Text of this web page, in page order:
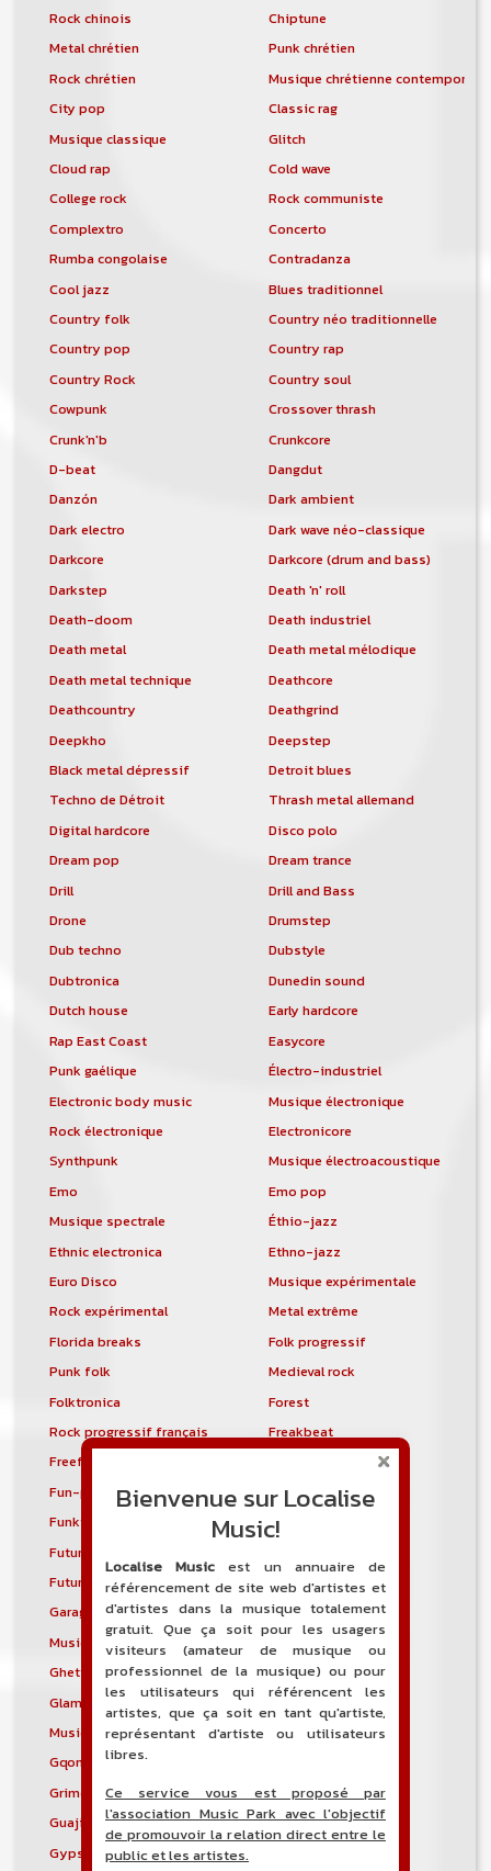
Rock chinois
Chiptune
Metal chrétien
Punk chrétien
Rock chrétien
Musique chrétienne
City pop
Classic rag
Musique classique
Glitch
Cloud rap
Cold wave
College rock
Rock communiste
Complextro
Concerto
Rumba congolaise
Contradanza
Cool jazz
Blues traditionnel
Country folk
Country néo traditionnelle
Country pop
Country rap
Country Rock
Country soul
Cowpunk
Crossover thrash
Crunk'n'b
Crunkcore
D-beat
Dangdut
Danzón
Dark ambient
Dark electro
Dark wave néo-classique
Darkcore
Darkcore (drum and bass)
Darkstep
Death 'n' roll
Death-doom
Death industriel
Death metal
Death metal mélodique
Death metal technique
Deathcore
Deathcountry
Deathgrind
Deepkho
Deepstep
Black metal dépressif
Detroit blues
Techno de Détroit
Thrash metal allemand
Digital hardcore
Disco polo
Dream pop
Dream trance
Drill
Drill and Bass
Drone
Drumstep
Dub techno
Dubstyle
Dubtronica
Dunedin sound
Dutch house
Early hardcore
Rap East Coast
Easycore
Punk gaélique
Électro-industriel
Electronic body music
Musique électronique
Rock électronique
Electronicore
Synthpunk
Musique électroacoustique
Emo
Emo pop
Musique spectrale
Éthio-jazz
Ethnic electronica
Ethno-jazz
Euro Disco
Musique expérimentale
Rock expérimental
Metal extrême
Florida breaks
Folk progressif
Punk folk
Medieval rock
Folktronica
Forest
Rock progressif français
Freakbeat
Freeform hardcore
Fun-punk
Funkstep
Funktronica
Funky house
Future bass
Future house
G-funk
Garage house
Garage punk
Musique mixte
Ghetto house
Ghettotech
Glam metal
Glam punk
Gospel blues
Musique gothique
Rock gothique
Gqom
Grime
Groove metal
Guajira
Guaracha
Gypsy punk
Bienvenue sur Localise
Music!
Localise Music est un annuaire de
référencement de site web d'artistes et
d'artistes dans la musique totalement
gratuit. Que ça soit pour les usagers
visiteurs (amateur de musique ou
professionnel de la musique) ou pour
les utilisateurs qui référencent les
artistes, que ça soit en tant qu'artiste,
représentant d'artiste ou utilisateurs
libres.
Ce service vous est proposé par
l'association Music Park avec l'objectif
de promouvoir la relation direct entre le
public et les artistes.